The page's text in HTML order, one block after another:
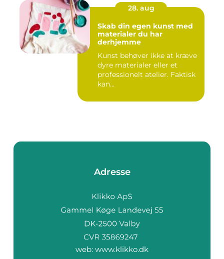
28. aug
Skab din egen kunst med
materialer du har
derhjemme
Kunst behøver ikke at kræve
dyre materialer eller et
professionelt atelier. Faktisk
kan...
Adresse
web: www.klikko.dk